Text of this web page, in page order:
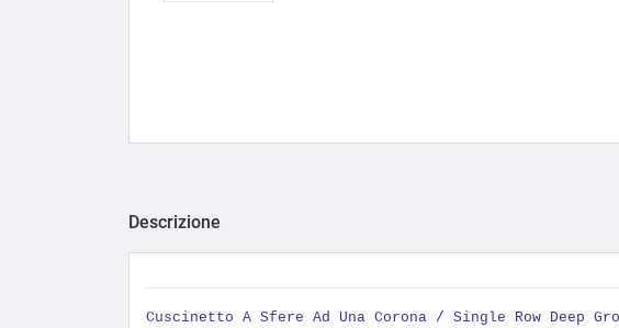
Descrizione
Cuscinetto A Sfere Ad Una Corona / Single Row Deep